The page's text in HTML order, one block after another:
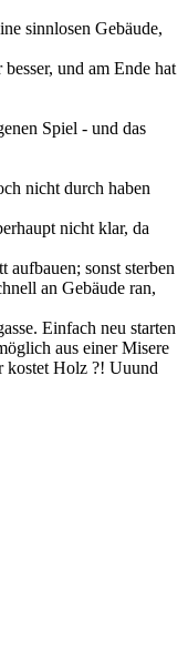
sinnlosen Gebäude,
und am Ende hat
Spiel - und das
nicht durch haben
nicht klar, da
aufbauen; sonst sterben
an Gebäude ran,
Einfach neu starten
aus einer Misere
kostet Holz ?! Uuund